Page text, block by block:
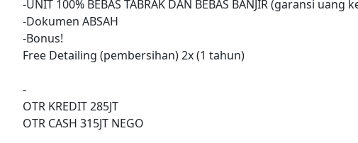
-UNIT 100% BEBAS TABRAK DAN BEBAS BANJIR (garansi uang
-Dokumen ABSAH
-Bonus!
Free Detailing (pembersihan) 2x (1 tahun)
-
OTR KREDIT 285JT
OTR CASH 315JT NEGO